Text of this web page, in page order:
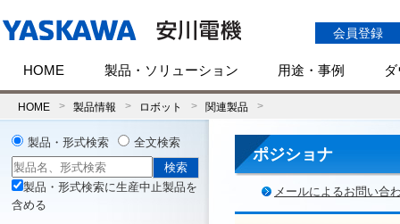
会員登録
HOME 製品・ソリューション 用途・事例
HOME 製品情報 ロボット 関連製品
ポジショナ
メールによるお問い合
製品・形式検索 全文検索
製品・形式検索に生産中止製品を
含める